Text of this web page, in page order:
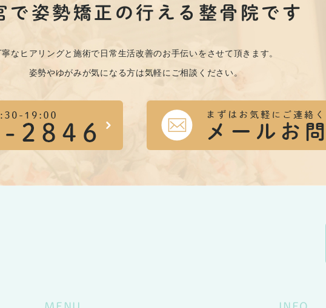
で姿勢矯正の行える整骨院です
寧なヒアリングと施術で日常生活改善のお手伝いをさせて頂きます。
姿勢やゆがみが気になる方は気軽にご相談ください。